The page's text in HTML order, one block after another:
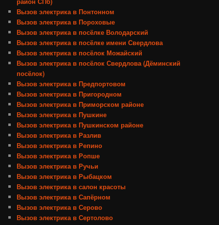
Вызов электрика в Понтонном
Вызов электрика в Пороховые
Вызов электрика в посёлке Володарский
Вызов электрика в посёлке имени Свердлова
Вызов электрика в посёлок Можайский
Вызов электрика в посёлок Свердлова (Дёминский
посёлок)
Вызов электрика в Предпортовом
Вызов электрика в Пригородном
Вызов электрика в Приморском районе
Вызов электрика в Пушкине
Вызов электрика в Пушкинском районе
Вызов электрика в Разлив
Вызов электрика в Репино
Вызов электрика в Ропше
Вызов электрика в Ручьи
Вызов электрика в Рыбацком
Вызов электрика в салон красоты
Вызов электрика в Сапёрном
Вызов электрика в Серово
Вызов электрика в Сертолово